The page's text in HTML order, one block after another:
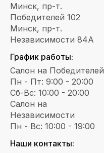
Минск, пр-т.
Победителей 102
Минск, пр-т.
Независимости 84А
График работы:
Салон на Победителей
Пн - Пт: 9:00 - 20:00
Сб-Вс: 10:00 - 20:00
Салон на
Независимости
Пн - Вс: 10:00 - 19:00
Наши контакты: